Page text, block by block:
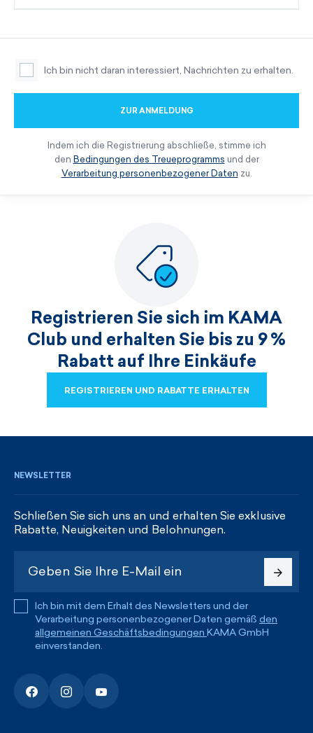
Ich bin nicht daran interessiert, Nachrichten zu erhalten.
ZUR ANMELDUNG
Indem ich die Registrierung abschließe, stimme ich
den Bedingungen des Treueprogramms und der
Verarbeitung personenbezogener Daten zu.
Registrieren Sie sich im KAMA
Club und erhalten Sie bis zu 9 %
Rabatt auf Ihre Einkäufe
REGISTRIEREN UND RABATTE ERHALTEN
NEWSLETTER
Schließen Sie sich uns an und erhalten Sie exklusive
Rabatte, Neuigkeiten und Belohnungen.
Ich bin mit dem Erhalt des Newsletters und der
Verarbeitung personenbezogener Daten gemäß den
allgemeinen Geschäftsbedingungen KAMA GmbH
einverstanden.